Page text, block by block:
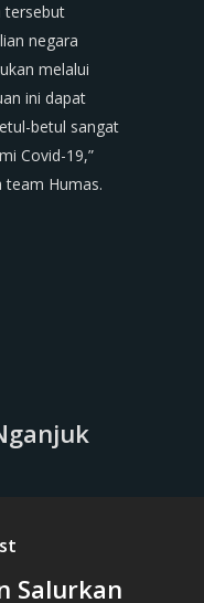
tersebut
negara
melalui
ini dapat
betul sangat
Covid-19,”
team Humas.
Salurkan